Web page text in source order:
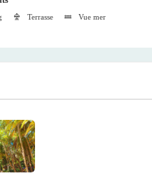
Terrasse Vue mer